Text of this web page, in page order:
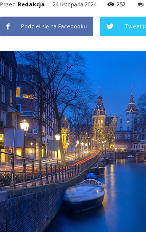
Przez Redakcja - 24 listopada 2024 252
Podziel się na Facebooku Tweet